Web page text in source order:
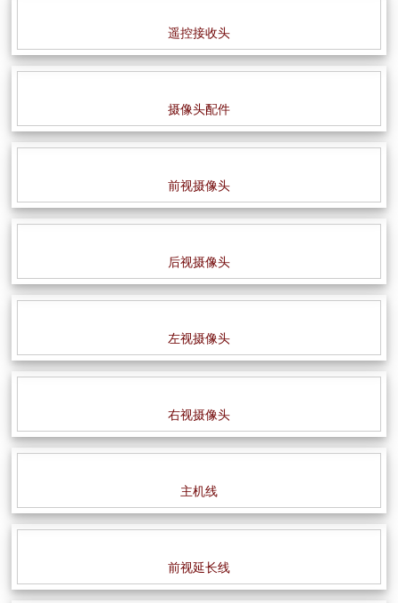
遥控接收头
摄像头配件
前视摄像头
后视摄像头
左视摄像头
右视摄像头
主机线
前视延长线